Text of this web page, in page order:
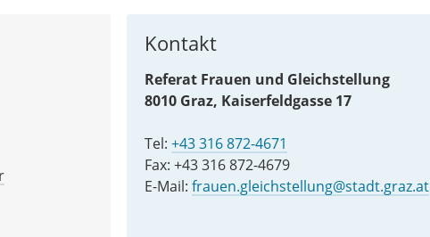
Kontakt
Referat Frauen und Gleichstellung
8010 Graz, Kaiserfeldgasse 17
Tel: +43 316 872-4671
Fax: +43 316 872-4679
E-Mail: frauen.gleichstellung@stadt.graz.at